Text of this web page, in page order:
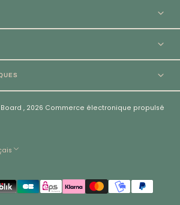
, 2026 Commerce électronique propulsé